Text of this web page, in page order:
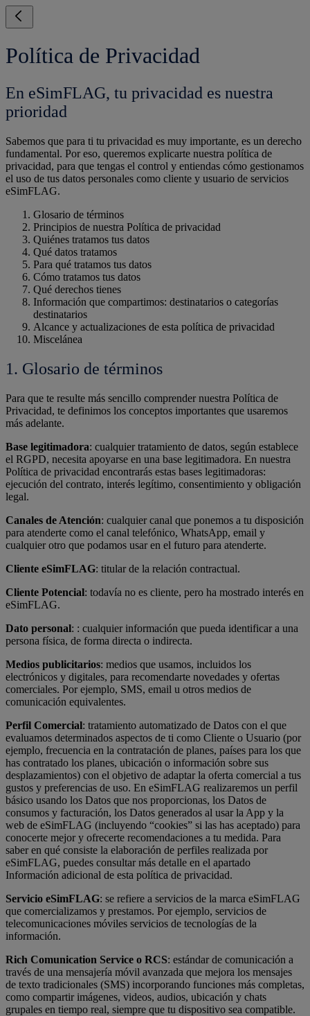
Política de Privacidad
En eSimFLAG, tu privacidad es nuestra
prioridad
Sabemos que para ti tu privacidad es muy importante, es un derecho
fundamental. Por eso, queremos explicarte nuestra política de
privacidad, para que tengas el control y entiendas cómo gestionamos
el uso de tus datos personales como cliente y usuario de servicios
eSimFLAG.
Glosario de términos
Principios de nuestra Política de privacidad
Quiénes tratamos tus datos
Qué datos tratamos
Para qué tratamos tus datos
Cómo tratamos tus datos
Qué derechos tienes
Información que compartimos: destinatarios o categorías
destinatarios
Alcance y actualizaciones de esta política de privacidad
Miscelánea
1. Glosario de términos
Para que te resulte más sencillo comprender nuestra Política de
Privacidad, te definimos los conceptos importantes que usaremos
más adelante.
Base legitimadora: cualquier tratamiento de datos, según establece
el RGPD, necesita apoyarse en una base legitimadora. En nuestra
Política de privacidad encontrarás estas bases legitimadoras:
ejecución del contrato, interés legítimo, consentimiento y obligación
legal.
Canales de Atención: cualquier canal que ponemos a tu disposición
para atenderte como el canal telefónico, WhatsApp, email y
cualquier otro que podamos usar en el futuro para atenderte.
Cliente eSimFLAG: titular de la relación contractual.
Cliente Potencial: todavía no es cliente, pero ha mostrado interés en
eSimFLAG.
Dato personal: : cualquier información que pueda identificar a una
persona física, de forma directa o indirecta.
Medios publicitarios: medios que usamos, incluidos los
electrónicos y digitales, para recomendarte novedades y ofertas
comerciales. Por ejemplo, SMS, email u otros medios de
comunicación equivalentes.
Perfil Comercial: tratamiento automatizado de Datos con el que
evaluamos determinados aspectos de ti como Cliente o Usuario (por
ejemplo, frecuencia en la contratación de planes, países para los que
has contratado los planes, ubicación o información sobre sus
desplazamientos) con el objetivo de adaptar la oferta comercial a tus
gustos y preferencias de uso. En eSimFLAG realizaremos un perfil
básico usando los Datos que nos proporcionas, los Datos de
consumos y facturación, los Datos generados al usar la App y la
web de eSimFLAG (incluyendo “cookies” si las has aceptado) para
conocerte mejor y ofrecerte recomendaciones a tu medida. Para
saber en qué consiste la elaboración de perfiles realizada por
eSimFLAG, puedes consultar más detalle en el apartado
Información adicional de esta política de privacidad.
Servicio eSimFLAG: se refiere a servicios de la marca eSimFLAG
que comercializamos y prestamos. Por ejemplo, servicios de
telecomunicaciones móviles servicios de tecnologías de la
información.
Rich Comunication Service o RCS: estándar de comunicación a
través de una mensajería móvil avanzada que mejora los mensajes
de texto tradicionales (SMS) incorporando funciones más completas,
como compartir imágenes, videos, audios, ubicación y chats
grupales en tiempo real, siempre que tu dispositivo sea compatible.